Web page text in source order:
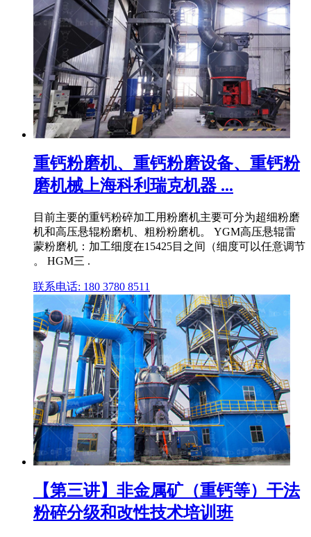
重钙粉磨机、重钙粉磨设备、重钙粉
磨机械上海科利瑞克机器 ...
目前主要的重钙粉碎加工用粉磨机主要可分为超细粉磨
机和高压悬辊粉磨机、粗粉粉磨机。 YGM高压悬辊雷
蒙粉磨机：加工细度在15425目之间（细度可以任意调节
。 HGM三 .
联系电话: 180 3780 8511
【第三讲】非金属矿（重钙等）干法
粉碎分级和改性技术培训班